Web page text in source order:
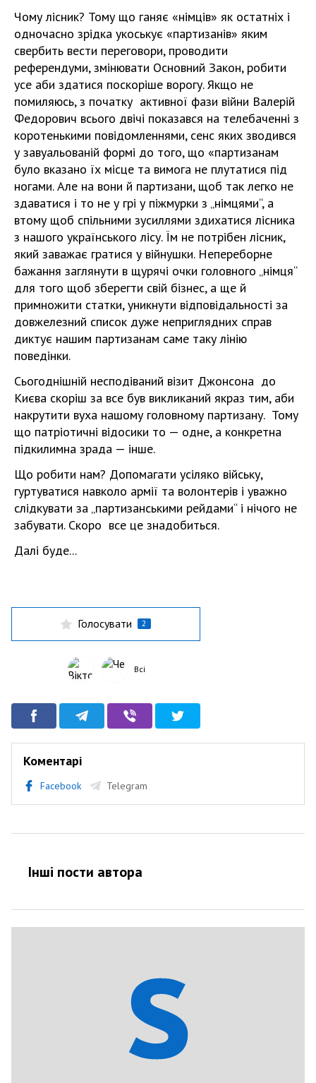
Чому лісник? Тому що ганяє «німців» як остатніх і
одночасно зрідка укоськує «партизанів» яким
свербить вести переговори, проводити
референдуми, змінювати Основний Закон, робити
усе аби здатися поскоріше ворогу. Якщо не
помиляюсь, з початку активної фази війни Валерій
Федорович всього двічі показався на телебаченні з
коротенькими повідомленнями, сенс яких зводився
у завуальованій формі до того, що «партизанам
було вказано їх місце та вимога не плутатися під
ногами. Але на вони й партизани, щоб так легко не
здаватися і то не у грі у піжмурки з „німцями“, а
втому щоб спільними зусиллями здихатися лісника
з нашого українського лісу. Їм не потрібен лісник,
який заважає гратися у війнушки. Непереборне
бажання заглянути в щурячі очки головного „німця“
для того щоб зберегти свій бізнес, а ще й
примножити статки, уникнути відповідальності за
довжелезний список дуже неприглядних справ
диктує нашим партизанам саме таку лінію
поведінки.
Сьогоднішній несподіваний візит Джонсона до
Києва скоріш за все був викликаний якраз тим, аби
накрутити вуха нашому головному партизану. Тому
що патріотичні відосики то — одне, а конкретна
підкилимна зрада — інше.
Що робити нам? Допомагати усіляко війську,
гуртуватися навколо армії та волонтерів і уважно
слідкувати за „партизанськими рейдами“ і нічого не
забувати. Скоро все це знадобиться.
Далі буде...
Голосувати 2
Всі
Коментарі
Facebook Telegram
Інші пости автора